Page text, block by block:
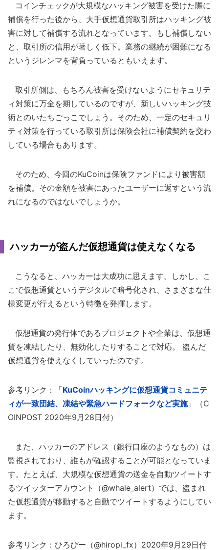
コインチェックが大規模なハッキング被害を受けた際に
補償を行った後から、大手仮想通貨取引所はハッキング被
害に対して補償する流れとなっています。もし補償しない
と、取引所の信用が著しく低下。業務の継続が困難になる
というジレンマを背負っているともいえます。
取引所側は、もちろん被害を受けないようにセキュリテ
ィ対策に万全を期しているのですが、新しいハッキング技
術とのいたちごっこでしょう。そのため、一定のセキュリ
ティ対策を行っている取引所は保険会社に補償契約を交わ
している場合もあります。
そのため、今回のKuCoinは保険ファンドにより被害額
を補償。その金額を被害にあったユーザーに返すという流
れになるのではないでしょうか。
ハッカーが盗んだ仮想通貨は使えなくなる
こうなると、ハッカーは大成功に思えます。しかし、こ
こで仮想通貨というデジタルで暗号化され、さまざまな仕
様変更が行えるという特徴を発揮します。
仮想通貨の発行体であるプロジェクトや企業は、仮想通
貨を凍結したり、無効化したりすることで対応。 盗んだ
仮想通貨を使えなくしていったのです。
参考リンク：「KuCoinハッキングに仮想通貨コミュニテ
ィが一致団結、凍結や緊急ハードフォークなど実施」（C
OINPOST 2020年9月28日付）
また、ハッカーのアドレス（銀行口座のようなもの）は
監視されており、誰もが確認することが可能となっていま
す。たとえば、大規模な仮想通貨の送金を自動ツイートす
るツイッターアカウント（@whale_alert）では、盗まれ
た仮想通貨が移動すると自動でツイートするようにしてい
ます。
参考リンク：ひろぴー（@hiropi_fx）2020年9月29日付